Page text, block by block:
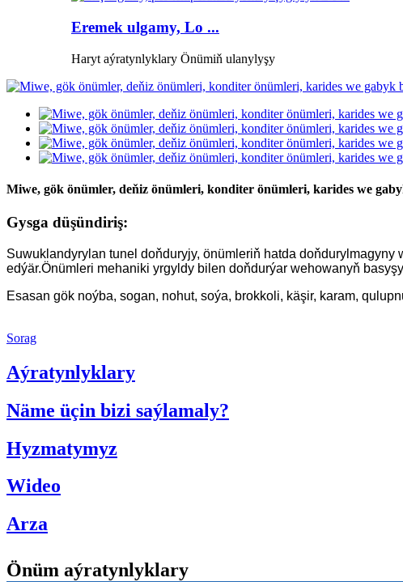
Eremek ulgamy, Lo ...
Haryt aýratynlyklary Önümiň ulanylyşy
Miwe, gök önümler, deňiz önümleri, konditer önümleri, karides we
Gysga düşündiriş:
Suwuklandyrylan tunel doňduryjy, önümleriň hatda
edýär.Önümleri mehaniki yrgyldy bilen doňdurýar wehowanyň
Esasan gök noýba, sogan, nohut, soýa, brokkoli, käşir, karam,
Sorag
Aýratynlyklary
Näme üçin bizi saýlamaly?
Hyzmatymyz
Wideo
Arza
Önüm aýratynlyklary